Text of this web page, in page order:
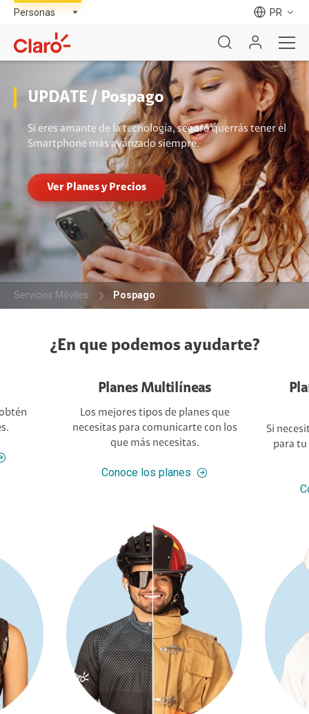
PR
UPDATE / Pospago
Si eres amante de la tecnología, seguro querrás tener el
Smartphone más avanzado siempre.
Ver Planes y Precios
Servicios Móviles Pospago
¿En que podemos ayudarte?
que
los
Planes Familiares Sin
Contrato
Si necesitas contratar mas de 2 líneas
para tu familia, sin contrato, estos